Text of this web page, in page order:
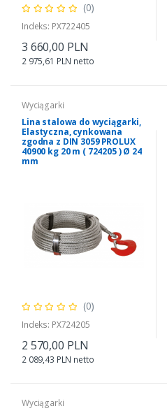
(0)
Indeks: PX722405
3 660,00 PLN
2 975,61 PLN netto
Wyciągarki
Lina stalowa do wyciągarki,
Elastyczna, cynkowana
zgodna z DIN 3059 PROLUX
40900 kg 20 m ( 724205 ) Ø 24
mm
(0)
Indeks: PX724205
2 570,00 PLN
2 089,43 PLN netto
Wyciągarki